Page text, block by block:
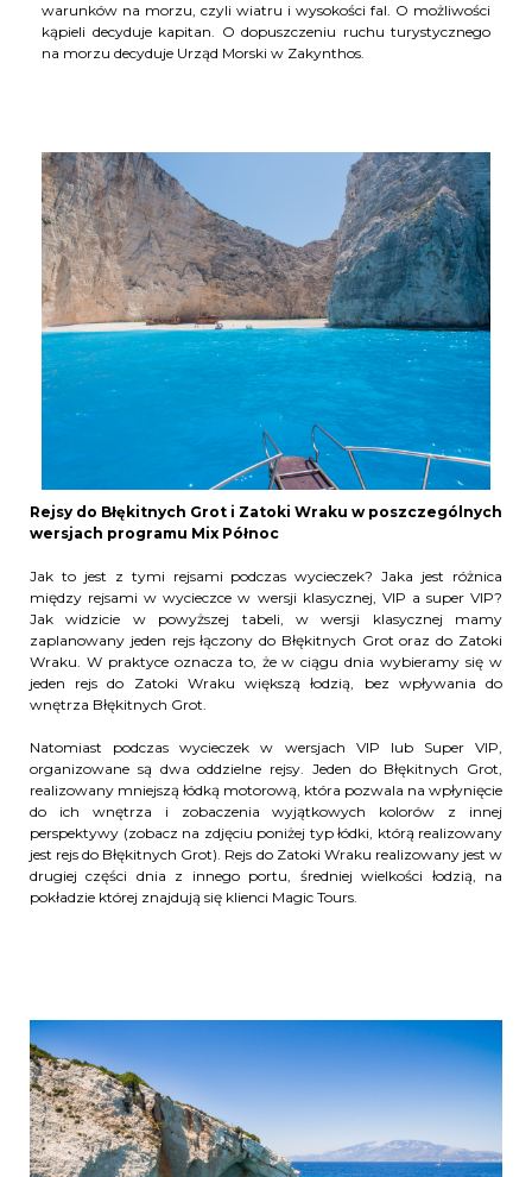
warunków na morzu, czyli wiatru i wysokości fal. O możliwości
kąpieli decyduje kapitan. O dopuszczeniu ruchu turystycznego
na morzu decyduje Urząd Morski w Zakynthos.
Rejsy do Błękitnych Grot i Zatoki Wraku w poszczególnych
wersjach programu Mix Północ
Jak to jest z tymi rejsami podczas wycieczek? Jaka jest różnica
między rejsami w wycieczce w wersji klasycznej, VIP a super VIP?
Jak widzicie w powyższej tabeli, w wersji klasycznej mamy
zaplanowany jeden rejs łączony do Błękitnych Grot oraz do Zatoki
Wraku. W praktyce oznacza to, że w ciągu dnia wybieramy się w
jeden rejs do Zatoki Wraku większą łodzią, bez wpływania do
wnętrza Błękitnych Grot.
Natomiast podczas wycieczek w wersjach VIP lub Super VIP,
organizowane są dwa oddzielne rejsy. Jeden do Błękitnych Grot,
realizowany mniejszą łódką motorową, która pozwala na wpłynięcie
do ich wnętrza i zobaczenia wyjątkowych kolorów z innej
perspektywy (zobacz na zdjęciu poniżej typ łódki, którą realizowany
jest rejs do Błękitnych Grot). Rejs do Zatoki Wraku realizowany jest w
drugiej części dnia z innego portu, średniej wielkości łodzią, na
pokładzie której znajdują się klienci Magic Tours.